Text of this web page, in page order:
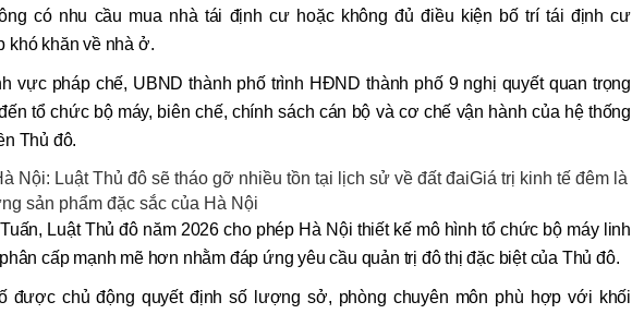
có nhu cầu mua nhà tái định cư hoặc không đủ điều kiện bố trí tái định cư
khó khăn về nhà ở.
vực pháp chế, UBND thành phố trình HĐND thành phố 9 nghị quyết quan trọng
tổ chức bộ máy, biên chế, chính sách cán bộ và cơ chế vận hành của hệ thống
Thủ đô.
Nội: Luật Thủ đô sẽ tháo gỡ nhiều tồn tại lịch sử về đất đaiGiá trị kinh tế đêm là
sản phẩm đặc sắc của Hà Nội
Luật Thủ đô năm 2026 cho phép Hà Nội thiết kế mô hình tổ chức bộ máy linh
cấp mạnh mẽ hơn nhằm đáp ứng yêu cầu quản trị đô thị đặc biệt của Thủ đô.
được chủ động quyết định số lượng sở, phòng chuyên môn phù hợp với khối